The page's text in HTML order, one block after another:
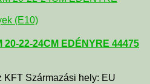
(E10)
20-22-24CM EDÉNYRE 44475
KFT Származási hely: EU